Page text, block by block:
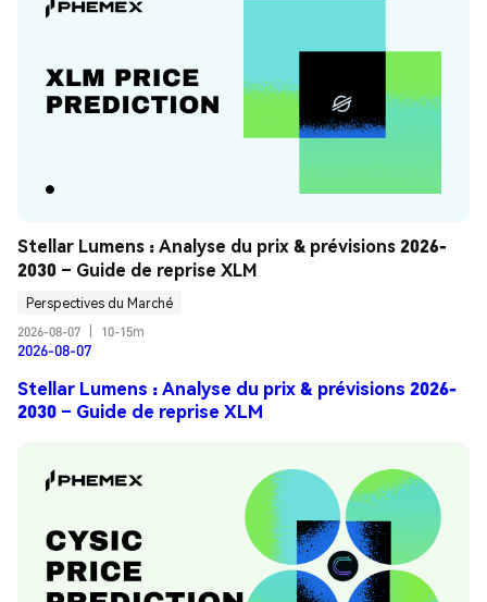
Stellar Lumens : Analyse du prix & prévisions 2026-
2030 – Guide de reprise XLM
Perspectives du Marché
2026-08-07
10-15m
2026-08-07
Stellar Lumens : Analyse du prix & prévisions 2026-
2030 – Guide de reprise XLM